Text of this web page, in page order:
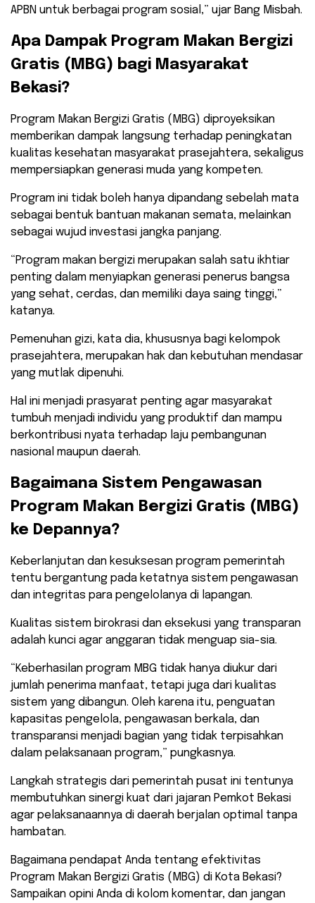
APBN untuk berbagai program sosial,” ujar Bang Misbah.
​Apa Dampak Program Makan Bergizi
Gratis (MBG) bagi Masyarakat
Bekasi?
​Program Makan Bergizi Gratis (MBG) diproyeksikan
memberikan dampak langsung terhadap peningkatan
kualitas kesehatan masyarakat prasejahtera, sekaligus
mempersiapkan generasi muda yang kompeten.
Program ini tidak boleh hanya dipandang sebelah mata
sebagai bentuk bantuan makanan semata, melainkan
sebagai wujud investasi jangka panjang.
​“Program makan bergizi merupakan salah satu ikhtiar
penting dalam menyiapkan generasi penerus bangsa
yang sehat, cerdas, dan memiliki daya saing tinggi,”
katanya.
​Pemenuhan gizi, kata dia, khususnya bagi kelompok
prasejahtera, merupakan hak dan kebutuhan mendasar
yang mutlak dipenuhi.
Hal ini menjadi prasyarat penting agar masyarakat
tumbuh menjadi individu yang produktif dan mampu
berkontribusi nyata terhadap laju pembangunan
nasional maupun daerah.
​Bagaimana Sistem Pengawasan
Program Makan Bergizi Gratis (MBG)
ke Depannya?
​Keberlanjutan dan kesuksesan program pemerintah
tentu bergantung pada ketatnya sistem pengawasan
dan integritas para pengelolanya di lapangan.
Kualitas sistem birokrasi dan eksekusi yang transparan
adalah kunci agar anggaran tidak menguap sia-sia.
​“Keberhasilan program MBG tidak hanya diukur dari
jumlah penerima manfaat, tetapi juga dari kualitas
sistem yang dibangun. Oleh karena itu, penguatan
kapasitas pengelola, pengawasan berkala, dan
transparansi menjadi bagian yang tidak terpisahkan
dalam pelaksanaan program,” pungkasnya.
​Langkah strategis dari pemerintah pusat ini tentunya
membutuhkan sinergi kuat dari jajaran Pemkot Bekasi
agar pelaksanaannya di daerah berjalan optimal tanpa
hambatan.
Bagaimana pendapat Anda tentang efektivitas
Program Makan Bergizi Gratis (MBG) di Kota Bekasi?
Sampaikan opini Anda di kolom komentar, dan jangan